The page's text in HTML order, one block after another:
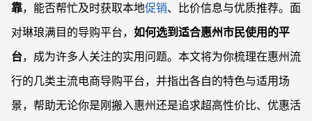
靠，能否帮忙及时获取本地促销、比价信息与优质推荐。面
对琳琅满目的导购平台， 如何选到适合惠州市民使用的平
台，成为许多人关注的实用问题。本文将为你梳理在惠州流
行的几类主流电商导购平台，并指出各自的特色与适用场
景，帮助无论你是刚搬入惠州还是追求超高性价比、优惠活